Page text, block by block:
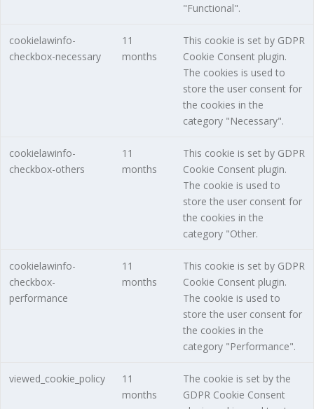
"Functional".
cookielawinfo-
checkbox-necessary
11
months
This cookie is set by GDPR
Cookie Consent plugin.
The cookies is used to
store the user consent for
the cookies in the
category "Necessary".
cookielawinfo-
checkbox-others
11
months
This cookie is set by GDPR
Cookie Consent plugin.
The cookie is used to
store the user consent for
the cookies in the
category "Other.
cookielawinfo-
checkbox-
performance
11
months
This cookie is set by GDPR
Cookie Consent plugin.
The cookie is used to
store the user consent for
the cookies in the
category "Performance".
viewed_cookie_policy
11
months
The cookie is set by the
GDPR Cookie Consent